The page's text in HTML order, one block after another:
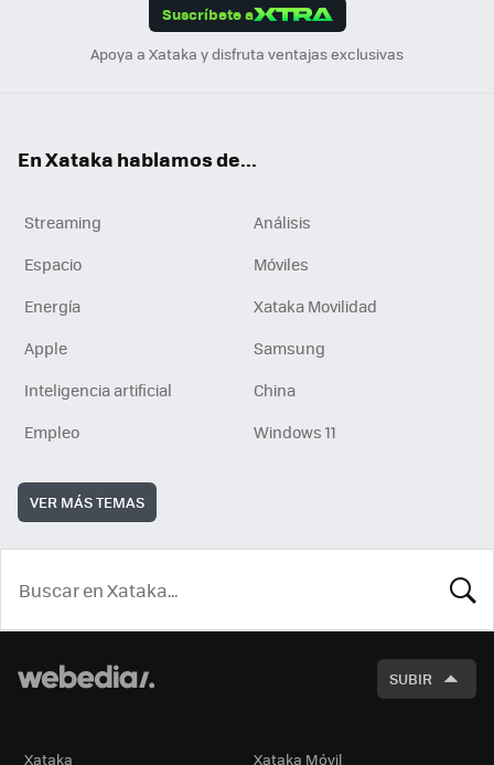
Suscríbete a
Apoya a Xataka y disfruta ventajas exclusivas
En Xataka hablamos de...
Streaming
Análisis
Espacio
Móviles
Energía
Xataka Movilidad
Apple
Samsung
Inteligencia artificial
China
Empleo
Windows 11
VER MÁS TEMAS
SUBIR
Xataka Xataka Móvil